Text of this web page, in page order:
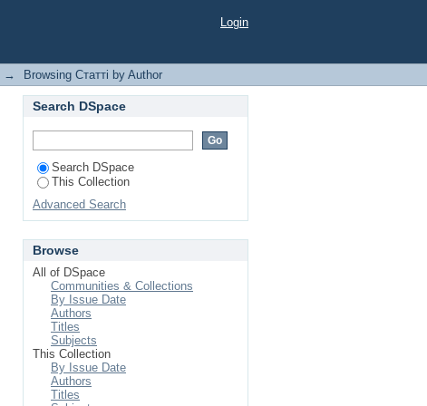
Login
→ Browsing Статті by Author
Search DSpace
Search DSpace
This Collection
Advanced Search
Browse
All of DSpace
Communities & Collections
By Issue Date
Authors
Titles
Subjects
This Collection
By Issue Date
Authors
Titles